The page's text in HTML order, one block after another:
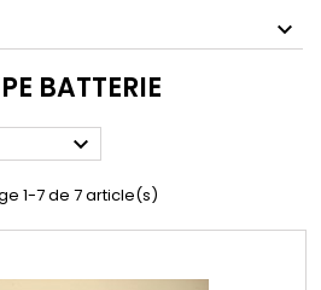
BATTERIE

1-7 de 7 article(s)